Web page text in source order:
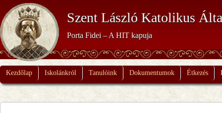
Szent László Katolikus
Porta Fidei – A HIT kapuja
Kezdőlap Iskolánkról Tanulóink Dokumentumok Étkezés